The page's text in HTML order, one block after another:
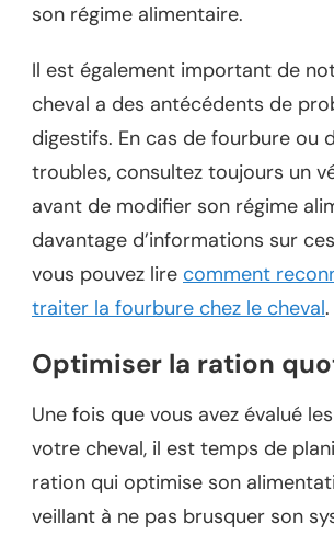
son régime alimentaire.
Il est également important de
cheval a des antécédents de
digestifs. En cas de fourbure ou
troubles, consultez toujours un
avant de modifier son régime
davantage d’informations sur
vous pouvez lire comment
traiter la fourbure chez le cheval.
Optimiser la ration
Une fois que vous avez évalué
votre cheval, il est temps de
ration qui optimise son
veillant à ne pas brusquer son